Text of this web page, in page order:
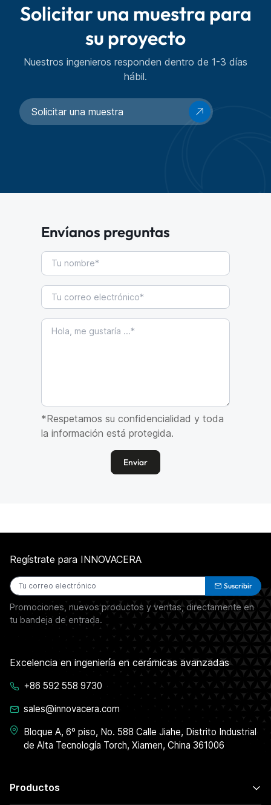
Solicitar una muestra para
su proyecto
Nuestros ingenieros responden dentro de 1-3 días
hábil.
Solicitar una muestra
Envíanos preguntas
*Respetamos su confidencialidad y toda
la información está protegida.
Enviar
Productos
Regístrate para INNOVACERA
Suscribir
Promociones, nuevos productos y ventas, directamente en
tu bandeja de entrada.
Excelencia en ingeniería en cerámicas avanzadas
+86 592 558 9730
sales@innovacera.com
Bloque A, 6º piso, No. 588 Calle Jiahe, Distrito Industrial
de Alta Tecnología Torch, Xiamen, China 361006